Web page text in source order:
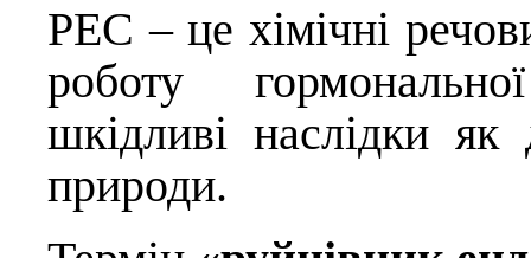
РЕС – це хімічні
роботу
шкідливі наслідки
природи.